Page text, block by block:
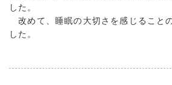
した。
改めて、睡眠の大切さを感じること
した。